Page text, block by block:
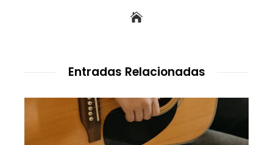
Entradas Relacionadas